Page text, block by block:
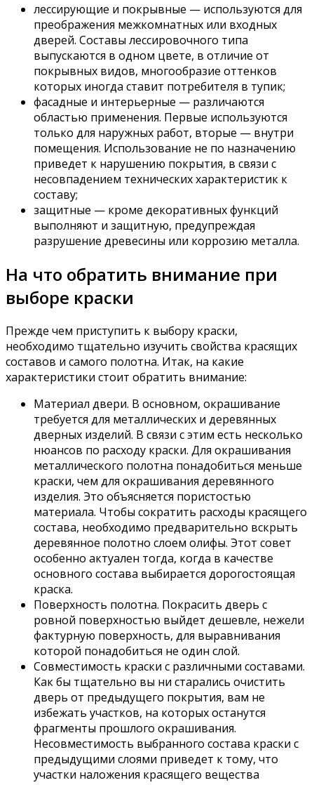
лессирующие и покрывные — используются для
преображения межкомнатных или входных
дверей. Составы лессировочного типа
выпускаются в одном цвете, в отличие от
покрывных видов, многообразие оттенков
которых иногда ставит потребителя в тупик;
фасадные и интерьерные — различаются
областью применения. Первые используются
только для наружных работ, вторые — внутри
помещения. Использование не по назначению
приведет к нарушению покрытия, в связи с
несовпадением технических характеристик к
составу;
защитные — кроме декоративных функций
выполняют и защитную, предупреждая
разрушение древесины или коррозию металла.
На что обратить внимание при
выборе краски
Прежде чем приступить к выбору краски,
необходимо тщательно изучить свойства красящих
составов и самого полотна. Итак, на какие
характеристики стоит обратить внимание:
Материал двери. В основном, окрашивание
требуется для металлических и деревянных
дверных изделий. В связи с этим есть несколько
нюансов по расходу краски. Для окрашивания
металлического полотна понадобиться меньше
краски, чем для окрашивания деревянного
изделия. Это объясняется пористостью
материала. Чтобы сократить расходы красящего
состава, необходимо предварительно вскрыть
деревянное полотно слоем олифы. Этот совет
особенно актуален тогда, когда в качестве
основного состава выбирается дорогостоящая
краска.
Поверхность полотна. Покрасить дверь с
ровной поверхностью выйдет дешевле, нежели
фактурную поверхность, для выравнивания
которой понадобиться не один слой.
Совместимость краски с различными составами.
Как бы тщательно вы ни старались очистить
дверь от предыдущего покрытия, вам не
избежать участков, на которых останутся
фрагменты прошлого окрашивания.
Несовместимость выбранного состава краски с
предыдущими слоями приведет к тому, что
участки наложения красящего вещества